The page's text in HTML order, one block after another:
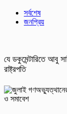
সর্বশেষ
জনপ্রিয়
যে ডকুমেন্টারিতে আবু
রাষ্ট্রপতি